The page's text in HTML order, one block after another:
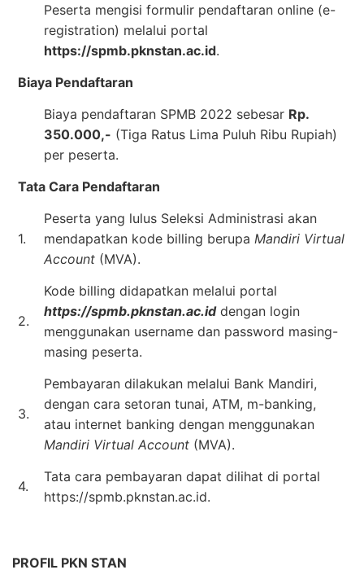
Peserta mengisi formulir pendaftaran online (e-
registration) melalui portal
https://spmb.pknstan.ac.id.
Biaya Pendaftaran
Biaya pendaftaran SPMB 2022 sebesar Rp.
350.000,- (Tiga Ratus Lima Puluh Ribu Rupiah)
per peserta.
Tata Cara Pendaftaran
1.
Peserta yang lulus Seleksi Administrasi akan
mendapatkan kode billing berupa Mandiri Virtual
Account (MVA).
2.
Kode billing didapatkan melalui portal
https://spmb.pknstan.ac.iddengan login
menggunakan username dan password masing-
masing peserta.
3.
Pembayaran dilakukan melalui Bank Mandiri,
dengan cara setoran tunai, ATM, m-banking,
atau internet banking dengan menggunakan
Mandiri Virtual Account (MVA).
4.
Tata cara pembayaran dapat dilihat di portal
https://spmb.pknstan.ac.id.
PROFIL PKN STAN